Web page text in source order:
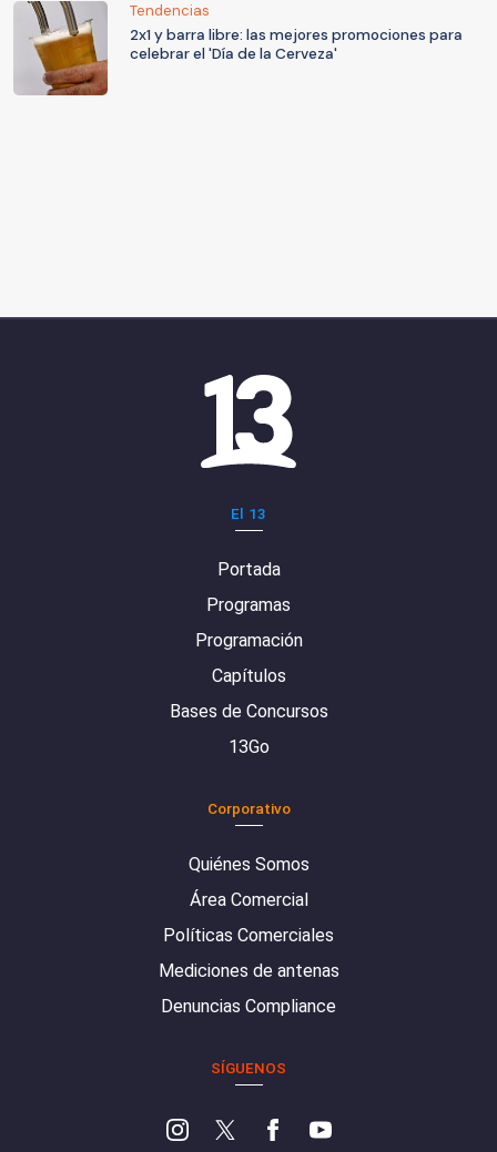
Tendencias
2x1 y barra libre: las mejores promociones para
celebrar el 'Día de la Cerveza'
El 13
Portada
Programas
Programación
Capítulos
Bases de Concursos
13Go
Corporativo
Quiénes Somos
Área Comercial
Políticas Comerciales
Mediciones de antenas
Denuncias Compliance
SÍGUENOS